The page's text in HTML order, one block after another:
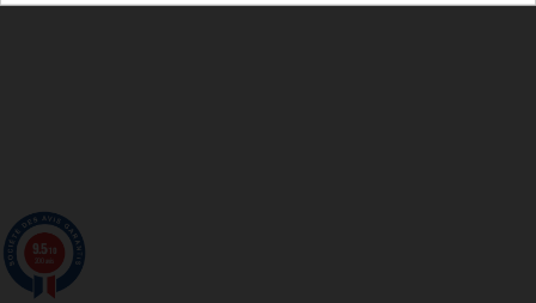
9.5
200 avis